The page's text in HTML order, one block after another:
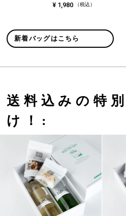
¥ 1,980 （税込）
新着バッグはこちら
送料込みの特
け！: